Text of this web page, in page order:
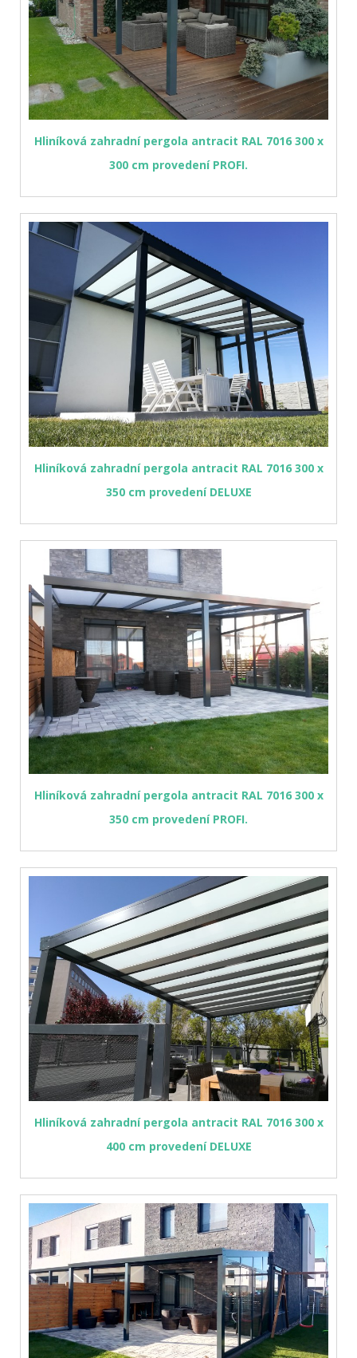
Hliníková zahradní pergola antracit RAL 7016 300 x
300 cm provedení PROFI.
Hliníková zahradní pergola antracit RAL 7016 300 x
350 cm provedení DELUXE
Hliníková zahradní pergola antracit RAL 7016 300 x
350 cm provedení PROFI.
Hliníková zahradní pergola antracit RAL 7016 300 x
400 cm provedení DELUXE